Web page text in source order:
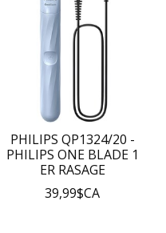
PHILIPS QP1324/20 -
PHILIPS ONE BLADE 1
ER RASAGE
39,99$CA